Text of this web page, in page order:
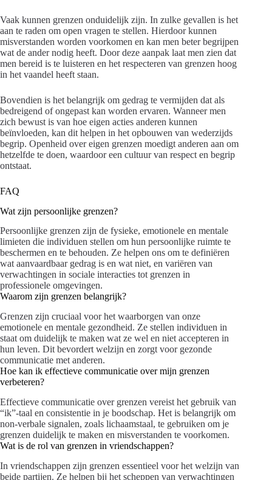
Vaak kunnen grenzen onduidelijk zijn. In zulke gevallen is het
aan te raden om open vragen te stellen. Hierdoor kunnen
misverstanden worden voorkomen en kan men beter begrijpen
wat de ander nodig heeft. Door deze aanpak laat men zien dat
men bereid is te luisteren en het respecteren van grenzen hoog
in het vaandel heeft staan.
Bovendien is het belangrijk om gedrag te vermijden dat als
bedreigend of ongepast kan worden ervaren. Wanneer men
zich bewust is van hoe eigen acties anderen kunnen
beïnvloeden, kan dit helpen in het opbouwen van wederzijds
begrip. Openheid over eigen grenzen moedigt anderen aan om
hetzelfde te doen, waardoor een cultuur van respect en begrip
ontstaat.
FAQ
Wat zijn persoonlijke grenzen?
Persoonlijke grenzen zijn de fysieke, emotionele en mentale
limieten die individuen stellen om hun persoonlijke ruimte te
beschermen en te behouden. Ze helpen ons om te definiëren
wat aanvaardbaar gedrag is en wat niet, en variëren van
verwachtingen in sociale interacties tot grenzen in
professionele omgevingen.
Waarom zijn grenzen belangrijk?
Grenzen zijn cruciaal voor het waarborgen van onze
emotionele en mentale gezondheid. Ze stellen individuen in
staat om duidelijk te maken wat ze wel en niet accepteren in
hun leven. Dit bevordert welzijn en zorgt voor gezonde
communicatie met anderen.
Hoe kan ik effectieve communicatie over mijn grenzen
verbeteren?
Effectieve communicatie over grenzen vereist het gebruik van
“ik”-taal en consistentie in je boodschap. Het is belangrijk om
non-verbale signalen, zoals lichaamstaal, te gebruiken om je
grenzen duidelijk te maken en misverstanden te voorkomen.
Wat is de rol van grenzen in vriendschappen?
In vriendschappen zijn grenzen essentieel voor het welzijn van
beide partijen. Ze helpen bij het scheppen van verwachtingen